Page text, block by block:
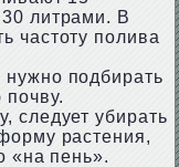
литрами. В
частоту полива
подбирать
следует убирать
растения,
«на пень».